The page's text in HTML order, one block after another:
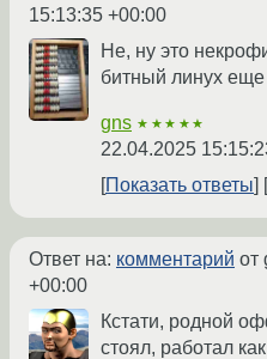
15:13:35 +00:00
Не, ну это
битный линух
gns ★★★★★
22.04.2025
Показать ответы
Ответ на: комментарий от
+00:00
Кстати, родной
стоял, работал